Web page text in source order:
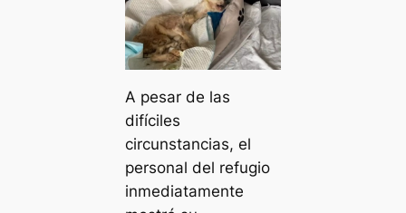
A pesar de las
difíciles
circunstancias, el
personal del refugio
inmediatamente